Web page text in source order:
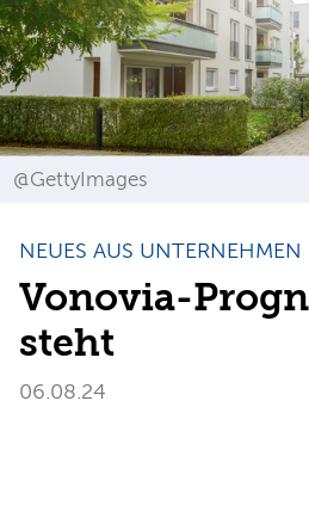
@GettyImages
NEUES AUS UNTERNEHMEN
Vonovia-
steht
06.08.24
Anmelden